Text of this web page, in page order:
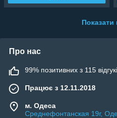
Показати
Про нас
99% позитивних з 115
Працює з 12.11.2018
м. Одеса
Среднефонтанская 19г,